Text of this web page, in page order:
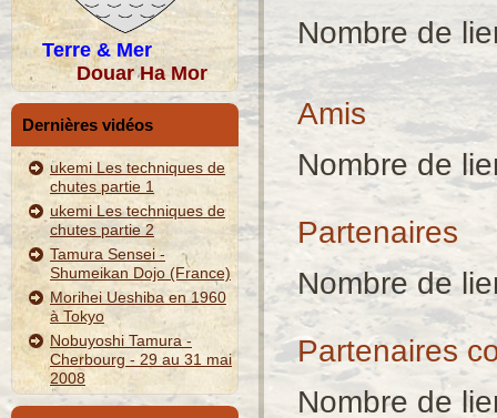
Terre & Mer
Douar Ha Mor
Dernières vidéos
ukemi Les techniques de
chutes partie 1
ukemi Les techniques de
chutes partie 2
Tamura Sensei -
Shumeikan Dojo (France)
Morihei Ueshiba en 1960
à Tokyo
Nobuyoshi Tamura -
Cherbourg - 29 au 31 mai
2008
Nombre de
Amis
Nombre de
Partenaires
Nombre de
Partenaires
Nombre de